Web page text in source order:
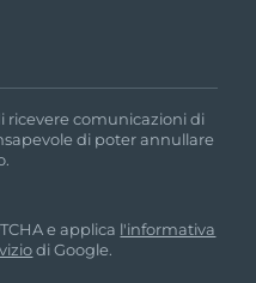
ricevere comunicazioni di
di poter annullare
e applica l'informativa
di Google.